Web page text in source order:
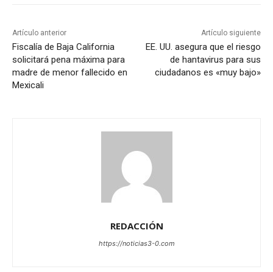
Artículo anterior
Fiscalía de Baja California
solicitará pena máxima para
madre de menor fallecido en
Mexicali
Artículo siguiente
EE. UU. asegura que el riesgo
de hantavirus para sus
ciudadanos es «muy bajo»
REDACCIÓN
https://noticias3-0.com